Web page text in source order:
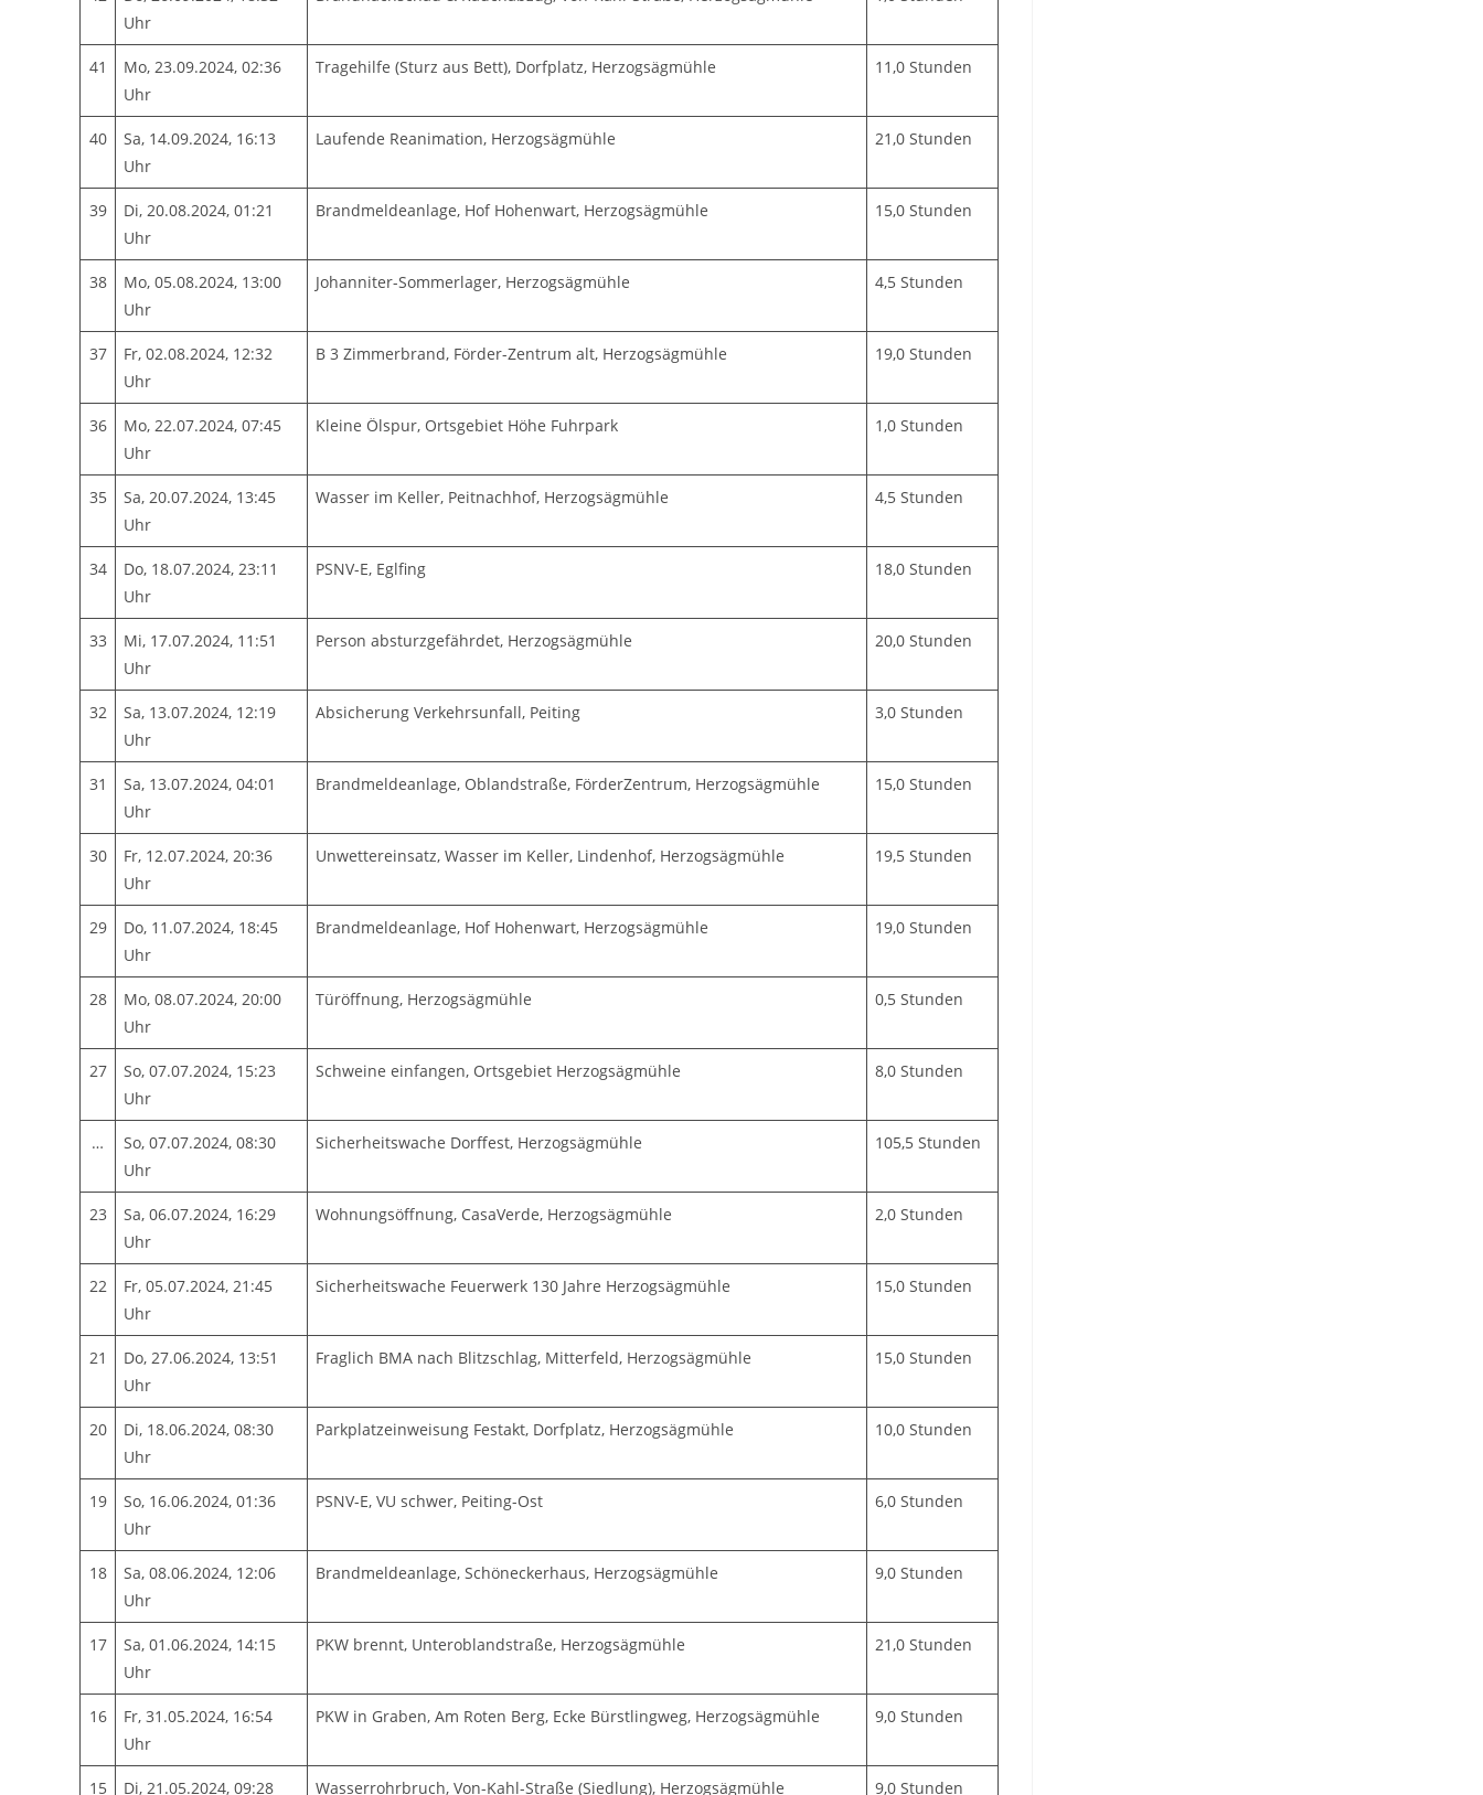
Uhr
41
Mo, 23.09.2024, 02:36
Uhr
Tragehilfe (Sturz aus Bett), Dorfplatz, Herzogsägmühle 11,0 Stunden
40
Sa, 14.09.2024, 16:13
Uhr
Laufende Reanimation, Herzogsägmühle 21,0 Stunden
39
Di, 20.08.2024, 01:21
Uhr
Brandmeldeanlage, Hof Hohenwart, Herzogsägmühle 15,0 Stunden
38
Mo, 05.08.2024, 13:00
Uhr
Johanniter-Sommerlager, Herzogsägmühle 4,5 Stunden
37
Fr, 02.08.2024, 12:32
Uhr
B 3 Zimmerbrand, Förder-Zentrum alt, Herzogsägmühle 19,0 Stunden
36
Mo, 22.07.2024, 07:45
Uhr
Kleine Ölspur, Ortsgebiet Höhe Fuhrpark 1,0 Stunden
35
Sa, 20.07.2024, 13:45
Uhr
Wasser im Keller, Peitnachhof, Herzogsägmühle 4,5 Stunden
34
Do, 18.07.2024, 23:11
Uhr
PSNV-E, Eglfing 18,0 Stunden
33
Mi, 17.07.2024, 11:51
Uhr
Person absturzgefährdet, Herzogsägmühle 20,0 Stunden
32
Sa, 13.07.2024, 12:19
Uhr
Absicherung Verkehrsunfall, Peiting 3,0 Stunden
31
Sa, 13.07.2024, 04:01
Uhr
Brandmeldeanlage, Oblandstraße, FörderZentrum, Herzogsägmühle 15,0 Stunden
30
Fr, 12.07.2024, 20:36
Uhr
Unwettereinsatz, Wasser im Keller, Lindenhof, Herzogsägmühle 19,5 Stunden
29
Do, 11.07.2024, 18:45
Uhr
Brandmeldeanlage, Hof Hohenwart, Herzogsägmühle 19,0 Stunden
28
Mo, 08.07.2024, 20:00
Uhr
Türöffnung, Herzogsägmühle 0,5 Stunden
27
So, 07.07.2024, 15:23
Uhr
Schweine einfangen, Ortsgebiet Herzogsägmühle 8,0 Stunden
…
So, 07.07.2024, 08:30
Uhr
Sicherheitswache Dorffest, Herzogsägmühle 105,5 Stunden
23
Sa, 06.07.2024, 16:29
Uhr
Wohnungsöffnung, CasaVerde, Herzogsägmühle 2,0 Stunden
22
Fr, 05.07.2024, 21:45
Uhr
Sicherheitswache Feuerwerk 130 Jahre Herzogsägmühle 15,0 Stunden
21
Do, 27.06.2024, 13:51
Uhr
Fraglich BMA nach Blitzschlag, Mitterfeld, Herzogsägmühle 15,0 Stunden
20
Di, 18.06.2024, 08:30
Uhr
Parkplatzeinweisung Festakt, Dorfplatz, Herzogsägmühle 10,0 Stunden
19
So, 16.06.2024, 01:36
Uhr
PSNV-E, VU schwer, Peiting-Ost 6,0 Stunden
18
Sa, 08.06.2024, 12:06
Uhr
Brandmeldeanlage, Schöneckerhaus, Herzogsägmühle 9,0 Stunden
17
Sa, 01.06.2024, 14:15
Uhr
PKW brennt, Unteroblandstraße, Herzogsägmühle 21,0 Stunden
16
Fr, 31.05.2024, 16:54
Uhr
PKW in Graben, Am Roten Berg, Ecke Bürstlingweg, Herzogsägmühle 9,0 Stunden
15 Di, 21.05.2024, 09:28 Wasserrohrbruch, Von-Kahl-Straße (Siedlung), Herzogsägmühle 9,0 Stunden